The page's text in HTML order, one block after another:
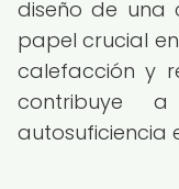
diseño de una
papel crucial
calefacción y
contribuye
autosuficiencia